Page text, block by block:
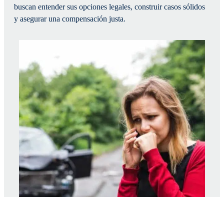
buscan entender sus opciones legales, construir casos sólidos
y asegurar una compensación justa.